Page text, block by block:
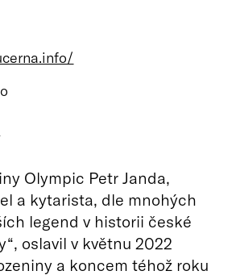
Olympic Petr Janda,
a kytarista, dle mnohých
legend v historii české
oslavil v květnu 2022
a koncem téhož roku